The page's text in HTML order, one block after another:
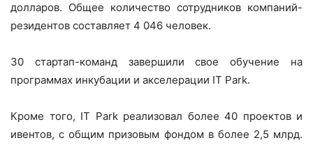
долларов. Общее количество сотрудников компаний-
резидентов составляет 4 046 человек.
30 стартап-команд завершили свое обучение на
программах инкубации и акселерации IT Park.
Кроме того, IT Park реализовал более 40 проектов и
ивентов, с общим призовым фондом в более 2,5 млрд.